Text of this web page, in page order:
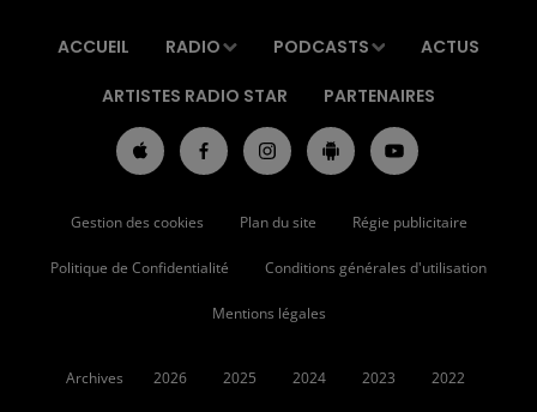
ACCUEIL RADIO PODCASTS ACTUS
ARTISTES RADIO STAR PARTENAIRES
Gestion des cookies Plan du site Régie publicitaire
Politique de Confidentialité Conditions générales d'utilisation
Mentions légales
Archives 2026 2025 2024 2023 2022